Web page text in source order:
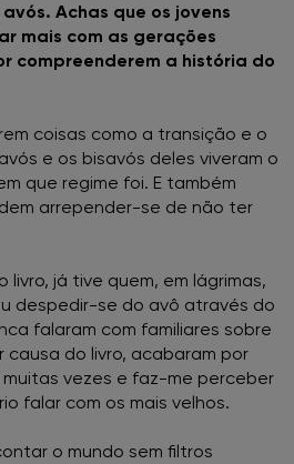
Achas que os jovens
mais com as gerações
compreenderem a história do
coisas como a transição e o
e os bisavós deles viveram o
que regime foi. E também
arrepender-se de não ter
já tive quem, em lágrimas,
despedir-se do avô através do
falaram com familiares sobre
causa do livro, acabaram por
vezes e faz-me perceber
falar com os mais velhos.
o mundo sem filtros